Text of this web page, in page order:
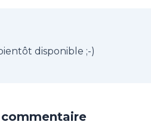
disponible ;-)
commentaire